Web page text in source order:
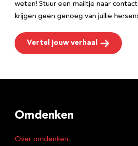
weten! Stuur een mailtje naar
krijgen geen genoeg van jullie
Vertel jouw verhaal
Omdenken
Over omdenken